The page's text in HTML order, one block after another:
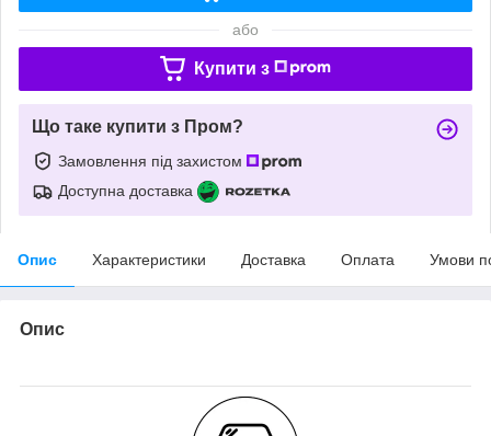
або
Купити з
Що таке купити з Пром?
Замовлення під захистом
Доступна доставка
Опис Характеристики Доставка Оплата Умови
Опис